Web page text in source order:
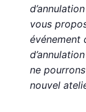
vous
événement
ne
nouvel